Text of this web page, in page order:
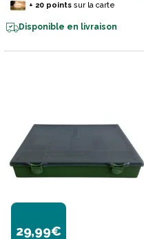
+ 20pointssur la carte
Disponible en livraison
29,99€